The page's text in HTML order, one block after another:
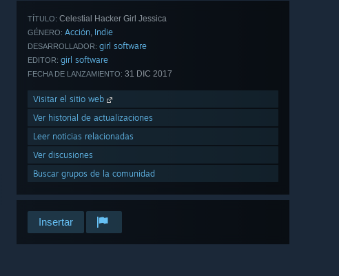
TÍTULO: Celestial Hacker Girl Jessica
GÉNERO: Acción, Indie
DESARROLLADOR: girl software
EDITOR: girl software
FECHA DE LANZAMIENTO: 31 DIC 2017
Visitar el sitio web
Ver historial de actualizaciones
Leer noticias relacionadas
Ver discusiones
Buscar grupos de la comunidad
Insertar